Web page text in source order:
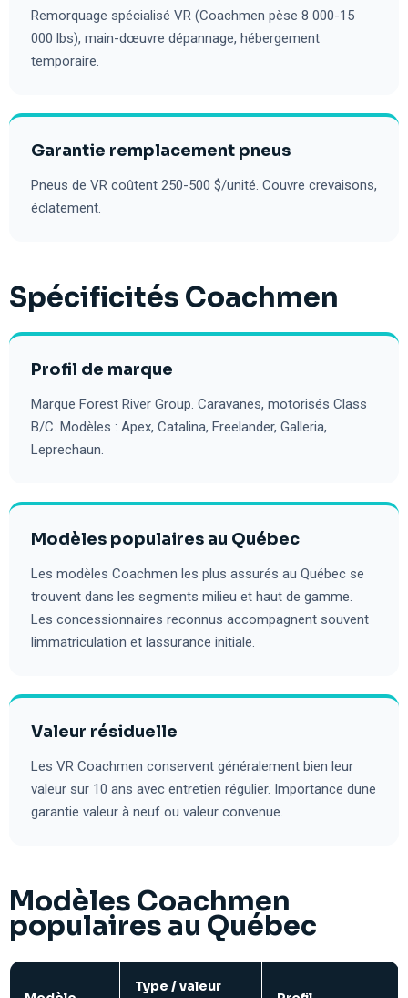
Remorquage spécialisé VR (Coachmen pèse 8 000-15
000 lbs), main-dœuvre dépannage, hébergement
temporaire.
Garantie remplacement pneus
Pneus de VR coûtent 250-500 $/unité. Couvre crevaisons,
éclatement.
Spécificités Coachmen
Profil de marque
Marque Forest River Group. Caravanes, motorisés Class
B/C. Modèles : Apex, Catalina, Freelander, Galleria,
Leprechaun.
Modèles populaires au Québec
Les modèles Coachmen les plus assurés au Québec se
trouvent dans les segments milieu et haut de gamme.
Les concessionnaires reconnus accompagnent souvent
limmatriculation et lassurance initiale.
Valeur résiduelle
Les VR Coachmen conservent généralement bien leur
valeur sur 10 ans avec entretien régulier. Importance dune
garantie valeur à neuf ou valeur convenue.
Modèles Coachmen
populaires au Québec
Type / valeur